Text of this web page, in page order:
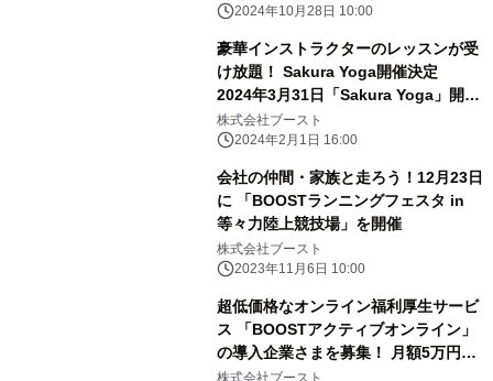
催2024年10月28日 10:00
豪華インストラクターのレッスンが受
け放題！ Sakura Yoga開催決定
2024年3月31日「Sakura Yoga」開
催！
株式会社ブースト
2024年2月1日 16:00
会社の仲間・家族と走ろう！12月23日
に 「BOOSTランニングフェスタ in
等々力陸上競技場」を開催
株式会社ブースト
2023年11月6日 10:00
超低価格なオンライン福利厚生サービ
ス 「BOOSTアクティブオンライン」
の導入企業さまを募集！ 月額5万円～
で全従業員がオンラインレッスンに参
株式会社ブースト